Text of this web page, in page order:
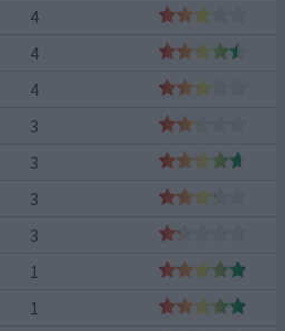
4
4
4
3
3
3
3
1
1